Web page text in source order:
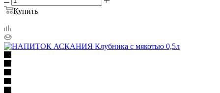
Купить